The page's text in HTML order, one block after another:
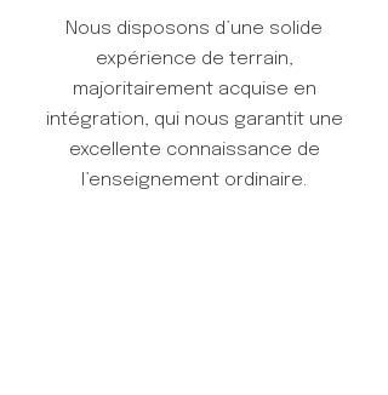
Nous disposons d’une solide
expérience de terrain,
majoritairement acquise en
intégration, qui nous garantit une
excellente connaissance de
l’enseignement ordinaire.